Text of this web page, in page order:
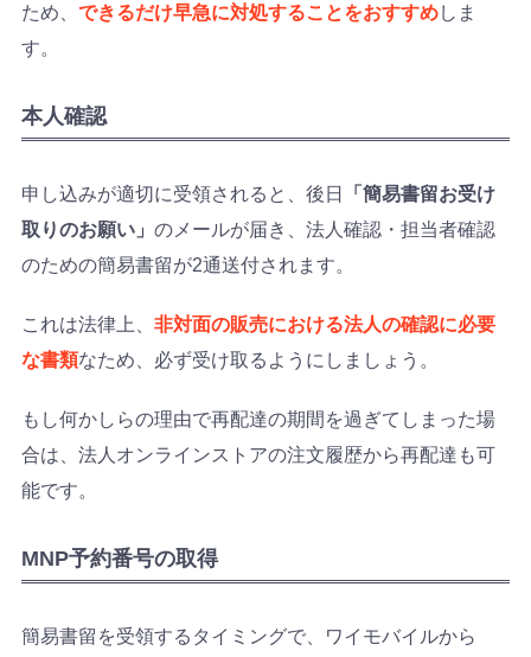
ため、 できるだけ早急に対処することをおすすめしま
す。
本人確認
申し込みが適切に受領されると、後日
「簡易書留お受け
取りのお願い」 のメールが届き、法人確認・担当者確認
のための簡易書留が2通送付されます。
これは法律上、 非対面の販売における法人の確認に必要
な書類なため、必ず受け取るようにしましょう。
もし何かしらの理由で再配達の期間を過ぎてしまった場
合は、法人オンラインストアの注文履歴から再配達も可
能です。
MNP予約番号の取得
簡易書留を受領するタイミングで、ワイモバイルから